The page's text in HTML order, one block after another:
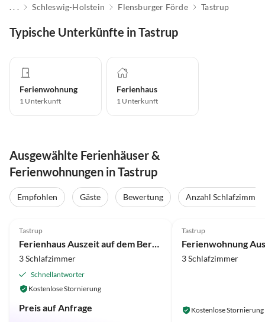
. . . Schleswig-Holstein Flensburger Förde Tastrup
Typische Unterkünfte in Tastrup
Ferienwohnung
1 Unterkunft
Ferienhaus
1 Unterkunft
Ausgewählte Ferienhäuser &
Ferienwohnungen in Tastrup
Empfohlen Gäste Bewertung
Anzahl Schlafzimmer
Tastrup
3 Schlafzimmer
Schnellantworter
Kostenlose Stornierung
Preis auf Anfrage
Tastrup
3 Schlafzimmer
Kostenlose Stornierung